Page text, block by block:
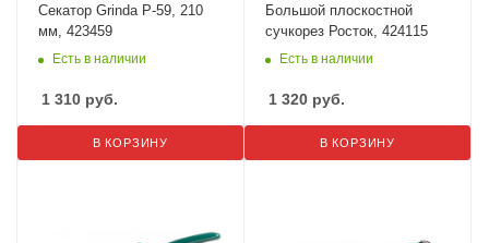
Секатор Grinda P-59, 210
мм, 423459
Есть в наличии
1 310 руб.
В КОРЗИНУ
Большой плоскостной
сучкорез Росток, 424115
Есть в наличии
1 320 руб.
В КОРЗИНУ